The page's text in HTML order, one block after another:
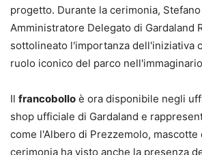
progetto. Durante la cerimonia,
Amministratore Delegato di Gardaland
sottolineato l'importanza dell'iniziativa
ruolo iconico del parco
Il francobollo è ora disponibile negli
shop ufficiale di Gardaland e
come l'Albero di Prezzemolo, mascotte
cerimonia ha visto anche la presenza